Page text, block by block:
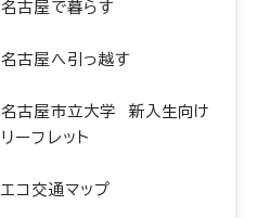
名古屋で暮らす
名古屋へ引っ越す
名古屋市立大学 新入生向け
リーフレット
エコ交通マップ